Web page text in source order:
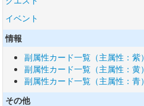
イベント
情報
副属性カード一覧（主属性：紫）
副属性カード一覧（主属性：黄）
副属性カード一覧（主属性：青）
その他